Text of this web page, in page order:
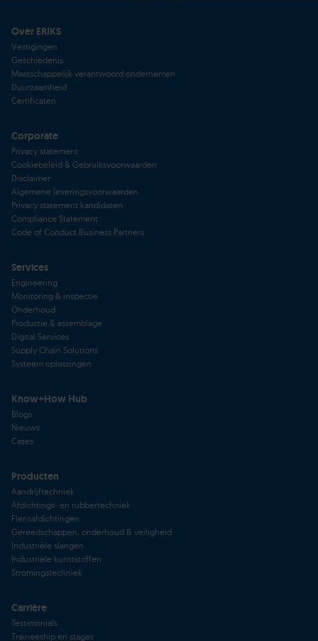
Over ERIKS
Vestigingen
Geschiedenis
Maatschappelijk verantwoord ondernemen
Duurzaamheid
Certificaten
Corporate
Privacy statement
Cookiebeleid & Gebruiksvoorwaarden
Disclaimer
Algemene leveringsvoorwaarden
Privacy statement kandidaten
Compliance Statement
Code of Conduct Business Partners
Services
Engineering
Monitoring & inspectie
Onderhoud
Productie & assemblage
Digital Services
Supply Chain Solutions
Systeem oplossingen
Know+How Hub
Blogs
Nieuws
Cases
Producten
Aandrijftechniek
Afdichtings- en rubbertechniek
Flensafdichtingen
Gereedschappen, onderhoud & veiligheid
Industriële slangen
Industriële kunststoffen
Stromingstechniek
Carrière
Testimonials
Traineeship en stages